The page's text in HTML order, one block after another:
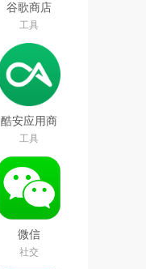
谷歌商店
google play
store最新版
本下载
工具
酷安应用商
店app下载
2026最新版
工具
微信
WeChat
社交